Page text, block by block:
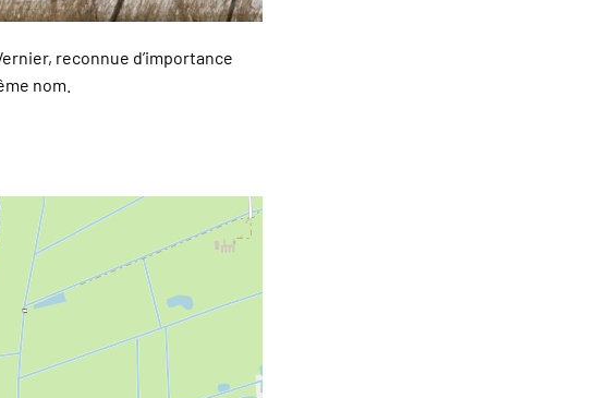
reconnue d’importance
nom.